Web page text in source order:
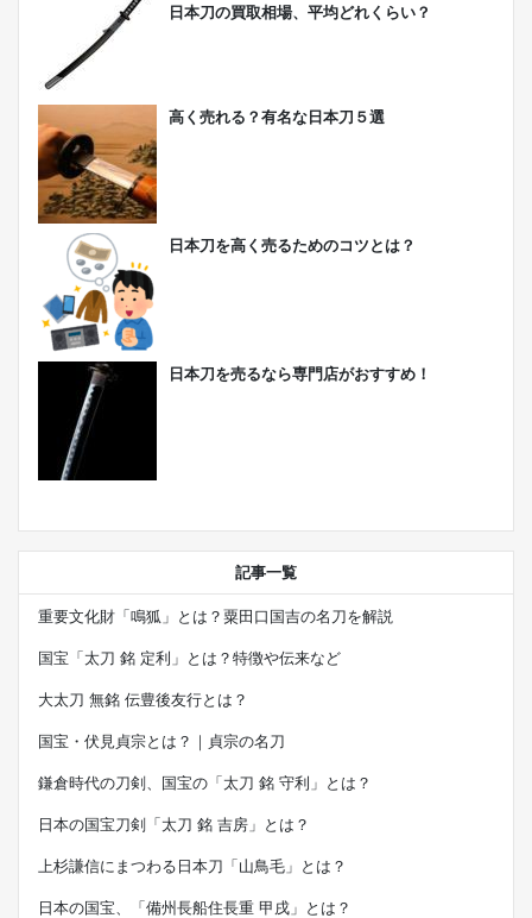
日本刀の買取相場、平均どれくらい？
高く売れる？有名な日本刀５選
日本刀を高く売るためのコツとは？
日本刀を売るなら専門店がおすすめ！
記事一覧
重要文化財「鳴狐」とは？粟田口国吉の名刀を解説
国宝「太刀 銘 定利」とは？特徴や伝来など
大太刀 無銘 伝豊後友行とは？
国宝・伏見貞宗とは？｜貞宗の名刀
鎌倉時代の刀剣、国宝の「太刀 銘 守利」とは？
日本の国宝刀剣「太刀 銘 吉房」とは？
上杉謙信にまつわる日本刀「山鳥毛」とは？
日本の国宝、「備州長船住長重 甲戌」とは？